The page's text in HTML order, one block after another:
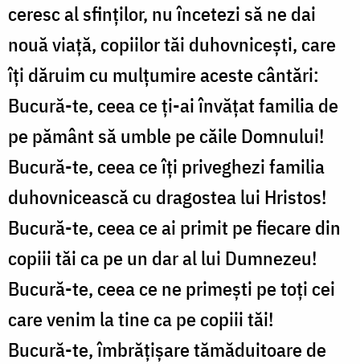
ceresc al sfinților, nu încetezi să ne dai
nouă viață, copiilor tăi duhovnicești, care
îți dăruim cu mulțumire aceste cântări:
Bucură-te, ceea ce ți-ai învățat familia de
pe pământ să umble pe căile Domnului!
Bucură-te, ceea ce îți priveghezi familia
duhovnicească cu dragostea lui Hristos!
Bucură-te, ceea ce ai primit pe fiecare din
copiii tăi ca pe un dar al lui Dumnezeu!
Bucură-te, ceea ce ne primești pe toți cei
care venim la tine ca pe copiii tăi!
Bucură-te, îmbrățișare tămăduitoare de